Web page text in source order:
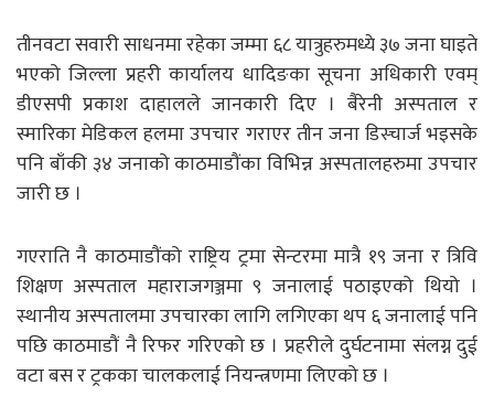
तीनवटा सवारी साधनमा रहेका जम्मा ६८ यात्रुहरुमध्ये ३७ जना घाइते
भएको जिल्ला प्रहरी कार्यालय धादिङका सूचना अधिकारी एवम्
डीएसपी प्रकाश दाहालले जानकारी दिए । बैरेनी अस्पताल र
स्मारिका मेडिकल हलमा उपचार गराएर तीन जना डिस्चार्ज भइसके
पनि बाँकी ३४ जनाको काठमाडौंका विभिन्न अस्पतालहरुमा उपचार
जारी छ ।
गएराति नै काठमाडौंको राष्ट्रिय ट्रमा सेन्टरमा मात्रै १९ जना र त्रिवि
शिक्षण अस्पताल महाराजगञ्जमा ९ जनालाई पठाइएको थियो ।
स्थानीय अस्पतालमा उपचारका लागि लगिएका थप ६ जनालाई पनि
पछि काठमाडौं नै रिफर गरिएको छ । प्रहरीले दुर्घटनामा संलग्न दुई
वटा बस र ट्रकका चालकलाई नियन्त्रणमा लिएको छ ।